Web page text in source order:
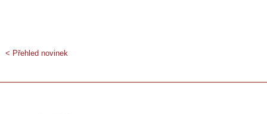
< Přehled novinek